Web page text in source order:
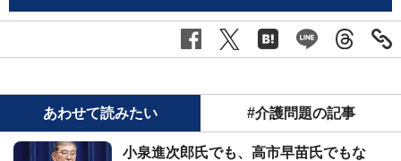
あわせて読みたい #介護問題の記事
小泉進次郎氏でも、高市早苗氏でもな